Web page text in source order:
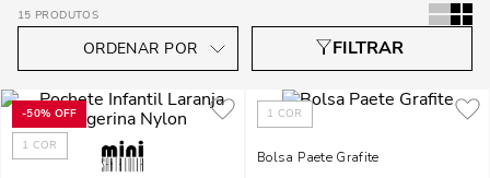
15 PRODUTOS
-50% OFF
1 COR
1 COR
Bolsa Paete Grafite